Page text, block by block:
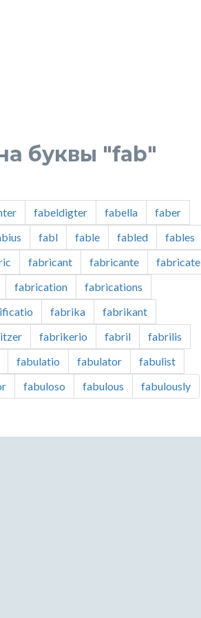
буквы "fab"
fabeldigter fabella
faber
fabl fable fabled
fables
fabricant fabricante
fabricate
fabrication
fabrications
fabrika
fabrikant
fabrikerio fabril
fabrilis
fabulatio fabulator
fabulist
fabuloso fabulous fabulously